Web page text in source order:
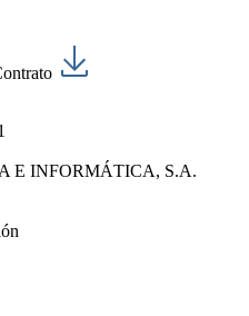
E INFORMÁTICA, S.A.